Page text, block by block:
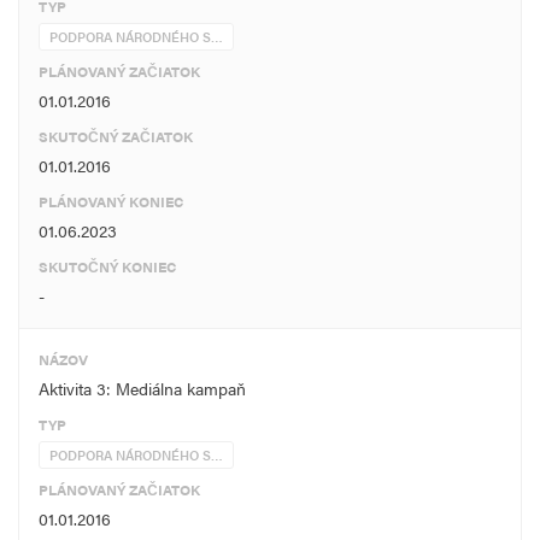
TYP
PODPORA NÁRODNÉHO S…
PLÁNOVANÝ ZAČIATOK
01.01.2016
SKUTOČNÝ ZAČIATOK
01.01.2016
PLÁNOVANÝ KONIEC
01.06.2023
SKUTOČNÝ KONIEC
-
NÁZOV
Aktivita 3: Mediálna kampaň
TYP
PODPORA NÁRODNÉHO S…
PLÁNOVANÝ ZAČIATOK
01.01.2016